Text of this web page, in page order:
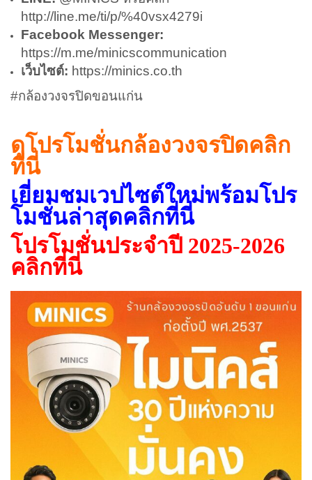
http://line.me/ti/p/%40vsx4279i
Facebook Messenger:
https://m.me/minicscommunication
เว็บไซต์: https://minics.co.th
#กล้องวงจรปิดขอนแก่น
ดูโปรโมชั่นกล้องวงจรปิดคลิก
ที่นี่
เยี่ยมชมเวปไซต์ใหม่พร้อมโปร
โมชั่นล่าสุดคลิกที่นี่
โปรโมชั่นประจำปี 2025-2026
คลิกที่นี่